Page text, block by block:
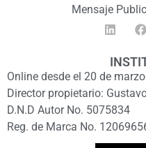
Mensaje
Online desde el 20 de
Director propietario:
D.N.D Autor No. 5075834
Reg. de Marca No.